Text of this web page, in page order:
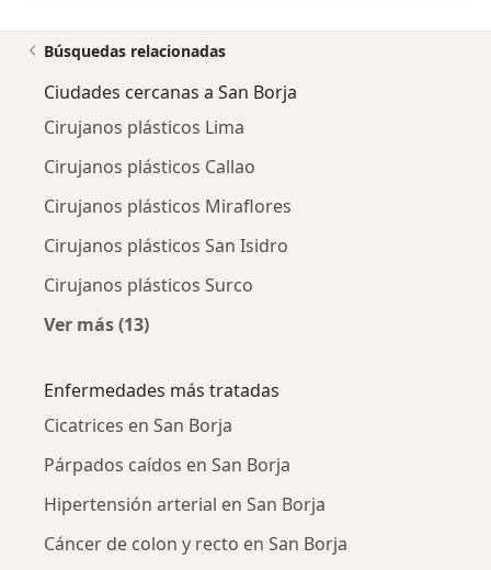
Búsquedas relacionadas
Ciudades cercanas a San Borja
Cirujanos plásticos Lima
Cirujanos plásticos Callao
Cirujanos plásticos Miraflores
Cirujanos plásticos San Isidro
Cirujanos plásticos Surco
Ver más (13)
Enfermedades más tratadas
Cicatrices en San Borja
Párpados caídos en San Borja
Hipertensión arterial en San Borja
Cáncer de colon y recto en San Borja